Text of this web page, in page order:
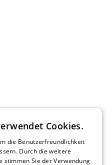
Cookies.
die Benutzerfreundlichkeit
Durch die weitere
stimmen Sie der Verwendung